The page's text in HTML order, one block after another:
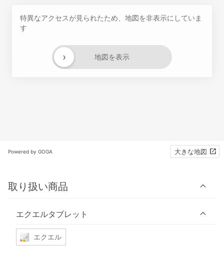
特異なアクセスが見られたため、地図を非表示にしていま
す
地図を表示
›
Powered by GOGA 大きな地図
取り扱い商品
エクエルタブレット
エクエル